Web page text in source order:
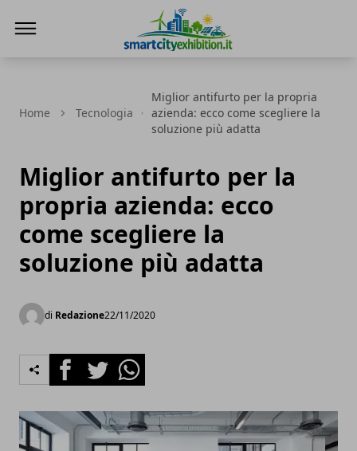
Home Tecnologia
Miglior antifurto per la propria
azienda: ecco come scegliere la
soluzione più adatta
Miglior antifurto per la
propria azienda: ecco
come scegliere la
soluzione più adatta
di Redazione22/11/2020
FacebookTwitterWhatsapp